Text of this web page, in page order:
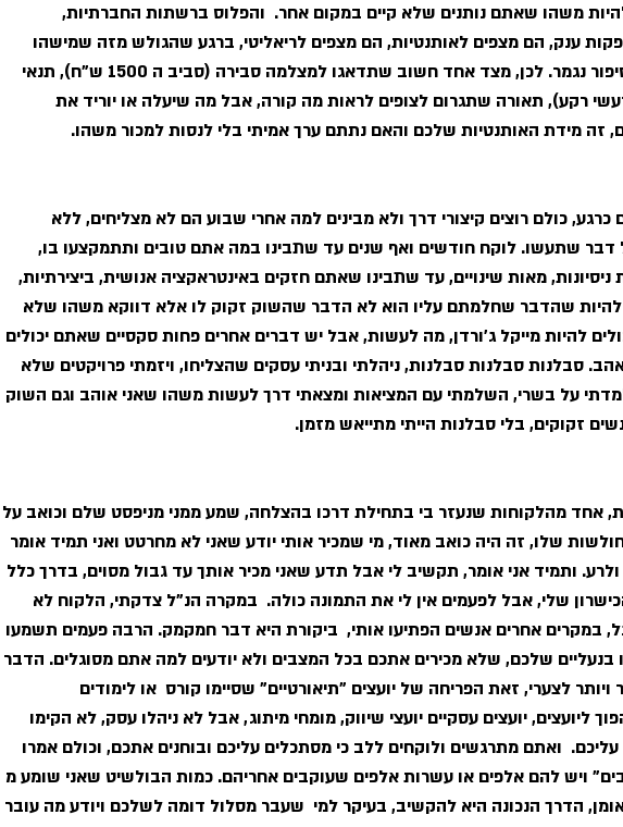
משהו שאתם נותנים שלא קיים במקום אחר.  והפלוס ברשתות החברתיות,
ענק, הם מצפים לאותנטיות, הם מצפים לריאליטי, ברגע שהגולש מזה שמישהו
ברשת חברתית מזייף, הסיפור נגמר. לכן, מצד אחד חשוב שתדאגו למצלמה סבירה (סביב ה 1500 ש"ח), תנאי
רקע), תאורה שתגרום לצופים לראות מה קורה, אבל מה שיעלה או יוריד את
מידת האותנטיות שלכם והאם נתתם ערך אמיתי בלי לנסות למכור משהו.
כרגע, כולם רוצים קיצורי דרך ולא מבינים למה אחרי שבוע הם לא מצליחים, ללא
דבר שתעשו. לוקח חודשים ואף שנים עד שתבינו במה אתם טובים ותתמקצעו בו,
מאות שינויים, עד שתבינו שאתם חזקים באינטראקציה אנושית, ביצירתיות,
להיות שהדבר שחלמתם עליו הוא לא הדבר שהשוק זקוק לו אלא דווקא משהו שלא
להיות מייקל ג'ורדן, מה לעשות, אבל יש דברים אחרים פחות סקסיים שאתם יכולים
סבלנות סבלנות סבלנות, ניהלתי ובניתי עסקים שהצליחו, ויזמתי פרויקטים שלא
על בשרי, השלמתי עם המציאות ומצאתי דרך לעשות משהו שאני אוהב וגם השוק
זקוקים, בלי סבלנות הייתי מתייאש מזמן.
אחד מהלקוחות שנעזר בי בתחילת דרכו בהצלחה, שמע ממני מניפסט שלם וכואב על
שלו, זה היה כואב מאוד, מי שמכיר אותי יודע שאני לא מחרטט ואני תמיד אומר
ותמיד אני אומר, תקשיב לי אבל תדע שאני מכיר אותך עד גבול מסוים, בדרך כלל
שלי, אבל לפעמים אין לי את התמונה כולה.  במקרה הנ"ל צדקתי, הלקוח לא
במקרים אחרים אנשים הפתיעו אותי,  ביקורת היא דבר חמקמק. הרבה פעמים תשמעו
שלכם, שלא מכירים אתכם בכל המצבים ולא יודעים למה אתם מסוגלים. הדבר
ויותר לצערי, זאת הפריחה של יועצים "תיאורטיים" שסיימו קורס  או לימודים
ליועצים, יועצים עסקיים יועצי שיווק, מומחי מיתוג, אבל לא ניהלו עסק, לא הקימו
ואתם מתרגשים ולוקחים ללב כי מסתכלים עליכם ובוחנים אתכם, וכולם אמרו
ויש להם אלפים או עשרות אלפים שעוקבים אחריהם. כמות הבולשיט שאני שומע מ
הדרך הנכונה היא להקשיב, בעיקר למי  שעבר מסלול דומה לשלכם ויודע מה עובר